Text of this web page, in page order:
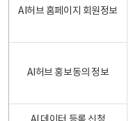
AI허브 홈페이지 회원정보
AI허브 홍보동의 정보